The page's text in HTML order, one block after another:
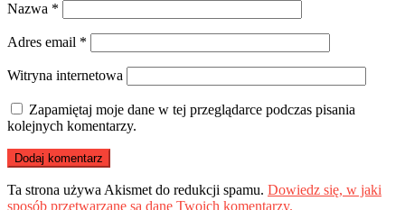
Nazwa *
Adres email *
Witryna internetowa
Zapamiętaj moje dane w tej przeglądarce podczas pisania
kolejnych komentarzy.
Ta strona używa Akismet do redukcji spamu. Dowiedz się, w jaki
sposób przetwarzane są dane Twoich komentarzy.